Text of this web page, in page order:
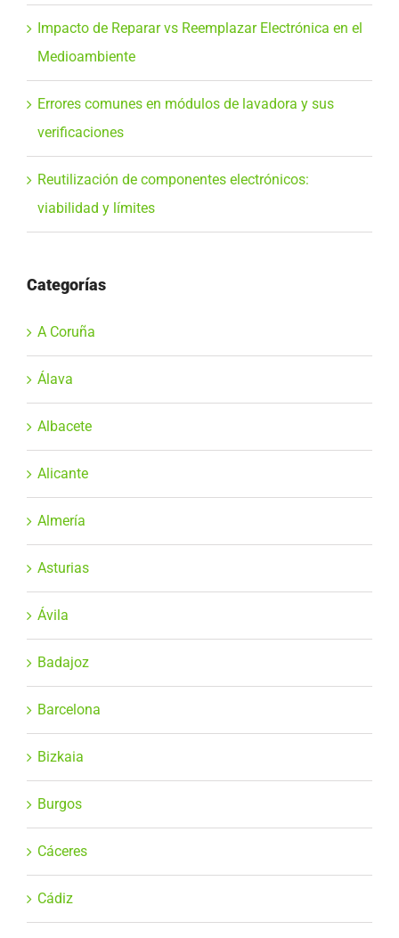
Impacto de Reparar vs Reemplazar Electrónica en el
Medioambiente
Errores comunes en módulos de lavadora y sus
verificaciones
Reutilización de componentes electrónicos:
viabilidad y límites
Categorías
A Coruña
Álava
Albacete
Alicante
Almería
Asturias
Ávila
Badajoz
Barcelona
Bizkaia
Burgos
Cáceres
Cádiz